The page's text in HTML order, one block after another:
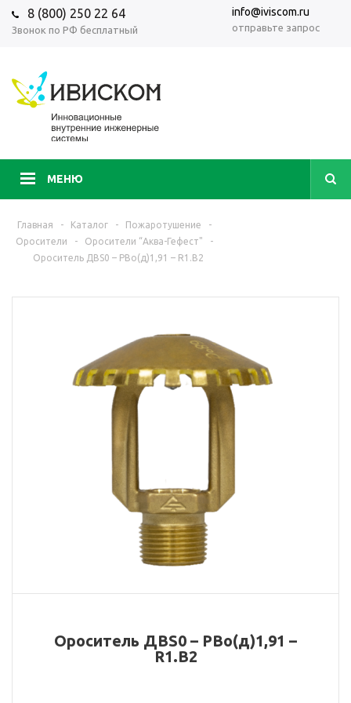
8 (800) 250 22 64
Звонок по РФ бесплатный
info@iviscom.ru
отправьте запрос
МЕНЮ
Главная - Каталог - Пожаротушение
-
Оросители
- Оросители “Аква-Гефест"
-
Ороситель ДВS0 – РВо(д)1,91 – R1.B2
Ороситель ДВS0 – РВо(д)1,91 –
R1.B2